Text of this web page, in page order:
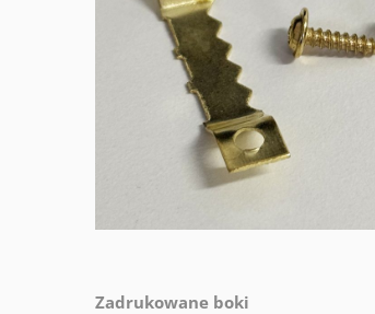
Zadrukowane boki